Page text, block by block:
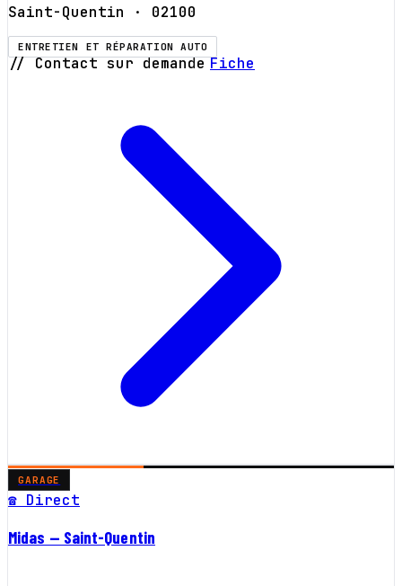
Saint-Quentin · 02100
ENTRETIEN ET RÉPARATION AUTO
// Contact sur demande Fiche
GARAGE
☎ Direct
Midas — Saint-Quentin